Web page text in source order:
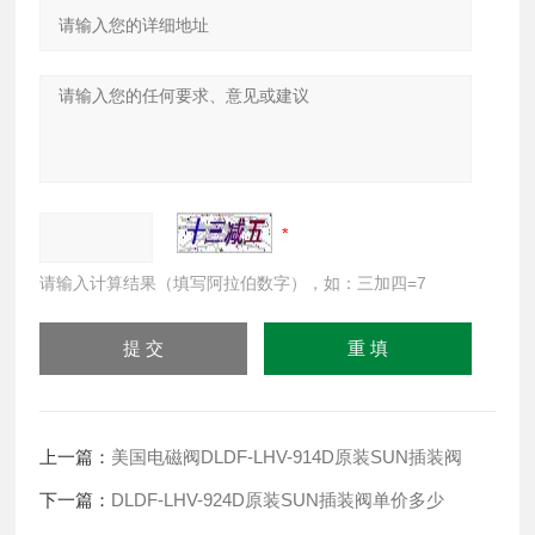
请输入计算结果（填写阿拉伯数字），如：三加四=7
上一篇： 美国电磁阀DLDF-LHV-914D原装SUN插装阀
下一篇： DLDF-LHV-924D原装SUN插装阀单价多少